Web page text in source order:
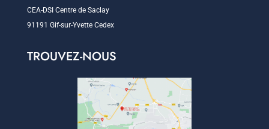
CEA-DSI Centre de Saclay
91191 Gif-sur-Yvette Cedex
TROUVEZ-NOUS